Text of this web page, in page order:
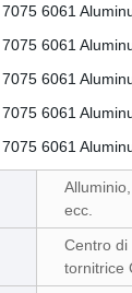
ecc.
Centro di
tornitrice